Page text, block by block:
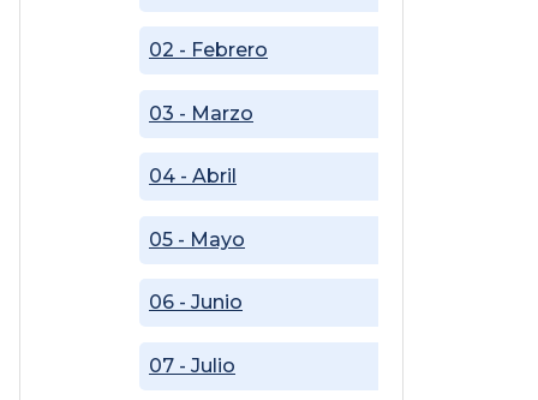
02 - Febrero
03 - Marzo
04 - Abril
05 - Mayo
06 - Junio
07 - Julio